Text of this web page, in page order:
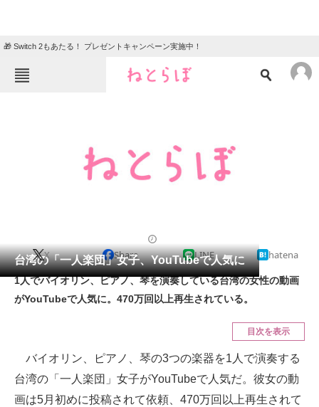
🎁 Switch 2もあたる！ プレゼントキャンペーン実施中！
クイズ
地域
会員記事
メディア
スマホと通信の最新トレンド
台湾の「一人楽団」女子、YouTubeで人気に
X Share LINE hatena
1人でバイオリン、ピアノ、琴を演奏している台湾の女性の動画
がYouTubeで人気に。470万回以上再生されている。
目次を表示
バイオリン、ピアノ、琴の3つの楽器を1人で演奏する
台湾の「一人楽団」女子がYouTubeで人気だ。彼女の動
画は5月初めに投稿されて依頼、470万回以上再生されて